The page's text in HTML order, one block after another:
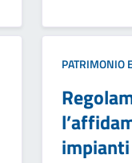
PATRIMONIO